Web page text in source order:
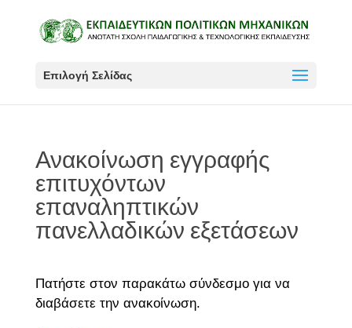
Επιλογή Σελίδας
Ανακοίνωση εγγραφής
επιτυχόντων
επαναληπτικών
πανελλαδικών εξετάσεων
Πατήστε στον παρακάτω σύνδεσμο για να
διαβάσετε την ανακοίνωση.